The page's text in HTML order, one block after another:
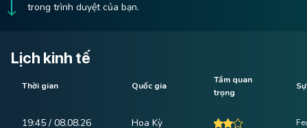
trong trình duyệt của bạn.
Lịch kinh tế
Thời gian Quốc gia
Tầm quan
trọng
19:45 / 08.08.26 Hoa Kỳ